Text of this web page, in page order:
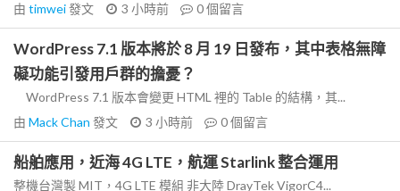
由 timwei發文 3 小時前 0個留言
WordPress 7.1 版本將於 8 月 19 日發布，其中表格無障
礙功能引發用戶群的擔憂？
WordPress 7.1 版本會變更 HTML 裡的 Table 的結構，其...
由 Mack Chan 發文 3 小時前 0個留言
船舶應用，近海 4G LTE，航運 Starlink 整合運用
整機台灣製 MIT，4G LTE 模組 非大陸 DrayTek VigorC4...